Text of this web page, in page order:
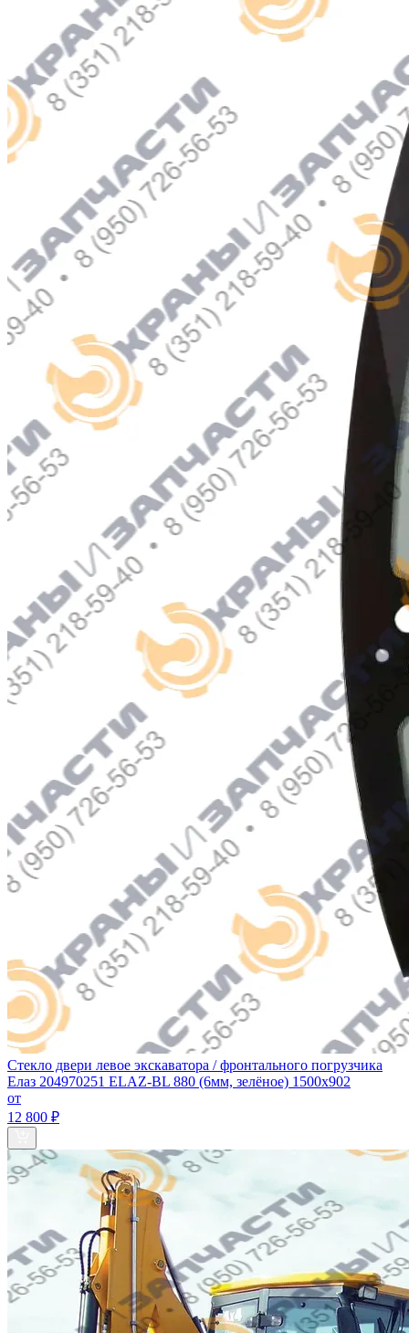
Стекло двери левое экскаватора / фронтального погрузчика
Елаз 204970251 ELAZ-BL 880 (6мм, зелёное) 1500х902
от
12 800 ₽